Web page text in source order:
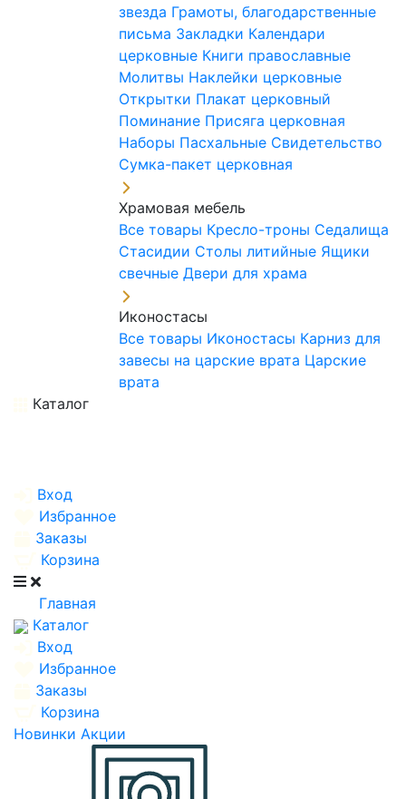
звезда Грамоты, благодарственные
письма Закладки Календари
церковные Книги православные
Молитвы Наклейки церковные
Открытки Плакат церковный
Поминание Присяга церковная
Наборы Пасхальные Свидетельство
Сумка-пакет церковная
Храмовая мебель
Все товары Кресло-троны Седалища
Стасидии Столы литийные Ящики
свечные Двери для храма
Иконостасы
Все товары Иконостасы Карниз для
завесы на царские врата Царские
врата
Каталог
Вход
Избранное
Заказы
Корзина
Главная
Каталог
Вход
Избранное
Заказы
Корзина
Новинки Акции